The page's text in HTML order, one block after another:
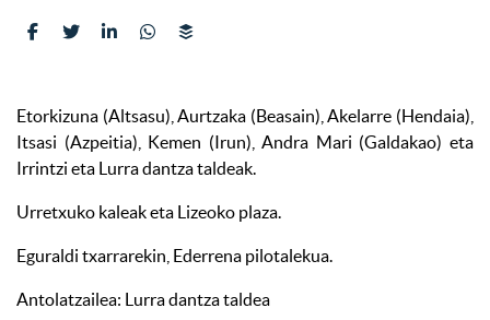
Etorkizuna (Altsasu), Aurtzaka (Beasain), Akelarre (Hendaia),
Itsasi (Azpeitia), Kemen (Irun), Andra Mari (Galdakao) eta
Irrintzi eta Lurra dantza taldeak.
Urretxuko kaleak eta Lizeoko plaza.
Eguraldi txarrarekin, Ederrena pilotalekua.
Antolatzailea: Lurra dantza taldea